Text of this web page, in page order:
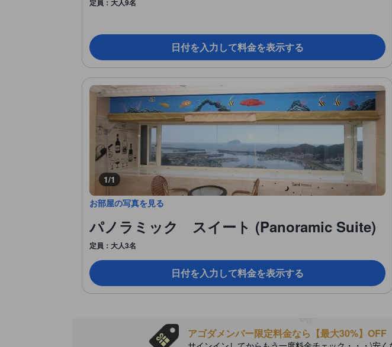
定員：大人9名
日付を入力して料金を表示する
1/1
お部屋の写真を見る
パノラミック スイート (Panoramic Suite)
定員：大人3名
日付を入力して料金を表示する
アゴダメンバー限定料金なら【最大30%】OFF